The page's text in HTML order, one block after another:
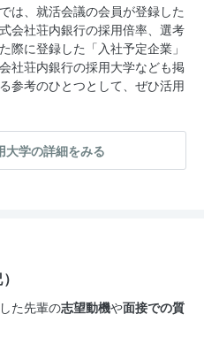
は、就活会議の会員が登録した
会社荘内銀行の採用倍率、選考
際に登録した「入社予定企業」
社荘内銀行の採用大学なども掲
参考のひとつとして、ぜひ活用
大学の詳細をみる
た先輩の志望動機や面接での質